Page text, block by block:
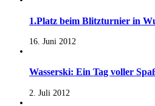
1.Platz beim Blitzturnier in
16. Juni 2012
Wasserski: Ein Tag voller
2. Juli 2012